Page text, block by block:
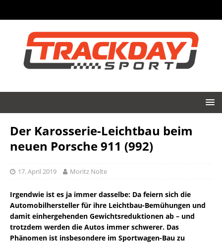
Der Karosserie-Leichtbau beim
neuen Porsche 911 (992)
17. April 2019 Moritz Nolte
Irgendwie ist es ja immer dasselbe: Da feiern sich die
Automobilhersteller für ihre Leichtbau-Bemühungen und
damit einhergehenden Gewichtsreduktionen ab – und
trotzdem werden die Autos immer schwerer. Das
Phänomen ist insbesondere im Sportwagen-Bau zu